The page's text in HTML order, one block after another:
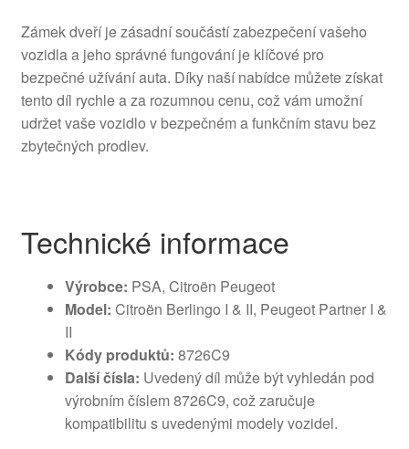
Zámek dveří je zásadní součástí zabezpečení vašeho
vozidla a jeho správné fungování je klíčové pro
bezpečné užívání auta. Díky naší nabídce můžete získat
tento díl rychle a za rozumnou cenu, což vám umožní
udržet vaše vozidlo v bezpečném a funkčním stavu bez
zbytečných prodlev.
Technické informace
Výrobce: PSA, Citroën Peugeot
Model: Citroën Berlingo I & II, Peugeot Partner I &
II
Kódy produktů: 8726C9
Další čísla: Uvedený díl může být vyhledán pod
výrobním číslem 8726C9, což zaručuje
kompatibilitu s uvedenými modely vozidel.